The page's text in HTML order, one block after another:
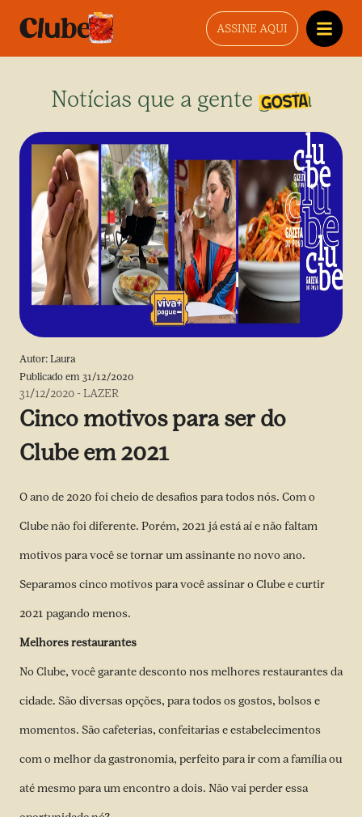
ASSINE AQUI
Notícias que a gente gosta
Autor: Laura
Publicado em 31/12/2020
31/12/2020 -LAZER
Cinco motivos para ser do
Clube em 2021
O ano de 2020 foi cheio de desafios para todos nós. Com o
Clube não foi diferente. Porém, 2021 já está aí e não faltam
motivos para você se tornar um assinante no novo ano.
Separamos cinco motivos para você assinar o Clube e curtir
2021 pagando menos.
Melhores restaurantes
No Clube, você garante desconto nos melhores restaurantes da
cidade. São diversas opções, para todos os gostos, bolsos e
momentos. São cafeterias, confeitarias e estabelecimentos
com o melhor da gastronomia, perfeito para ir com a família ou
até mesmo para um encontro a dois. Não vai perder essa